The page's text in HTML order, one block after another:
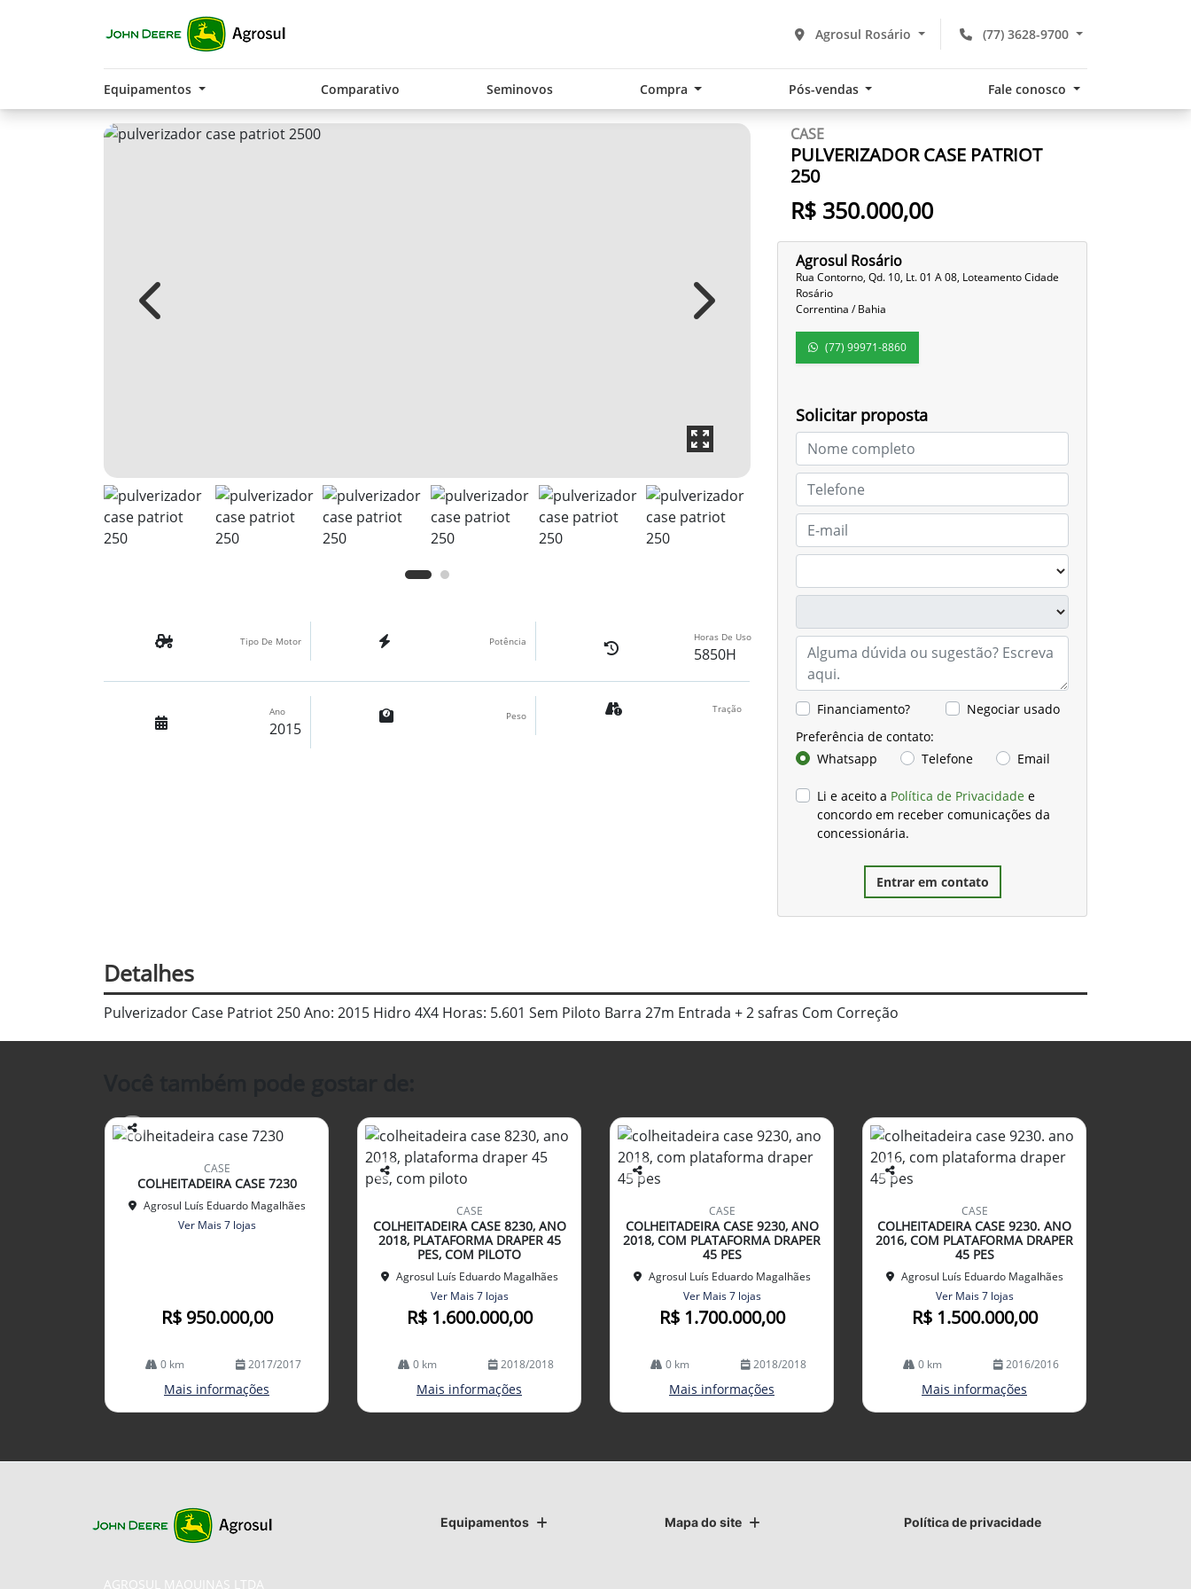
(77) 3628-9700
Agrosul Rosário
Equipamentos Comparativo Seminovos Compra Pós-vendas Fale conosco
CASE
PULVERIZADOR CASE PATRIOT
250
R$ 350.000,00
Agrosul Rosário
Rua Contorno, Qd. 10, Lt. 01 A 08, Loteamento Cidade
Rosário
Correntina / Bahia
(77) 99971-8860
Solicitar proposta
Financiamento?
Negociar usado
Preferência de contato:
Whatsapp
Telefone Email
Li e aceito a Política de Privacidade e
concordo em receber comunicações da
concessionária.
Entrar em contato
Previous Next
Tipo De Motor Potência Horas De Uso
5850H
Ano
2015
Peso
Tração
Detalhes
Pulverizador Case Patriot 250 Ano: 2015 Hidro 4X4 Horas: 5.601 Sem Piloto Barra 27m Entrada + 2 safras Com Correção
Co
lhe
CASE
COLHEITADEIRA CASE 7230
Agrosul Luís Eduardo Magalhães
Ver Mais 7 lojas
R$ 950.000,00
0 km 2017/2017
Mais informações
Co
arti
lhe
CASE
COLHEITADEIRA CASE 8230, ANO
2018, PLATAFORMA DRAPER 45
PES, COM PILOTO
Agrosul Luís Eduardo Magalhães
Ver Mais 7 lojas
R$ 1.600.000,00
0 km 2018/2018
Mais informações
Co
arti
lhe
CASE
COLHEITADEIRA CASE 9230, ANO
2018, COM PLATAFORMA DRAPER
45 PES
Agrosul Luís Eduardo Magalhães
Ver Mais 7 lojas
R$ 1.700.000,00
0 km 2018/2018
Mais informações
Co
arti
lhe
CASE
COLHEITADEIRA CASE 9230. ANO
2016, COM PLATAFORMA DRAPER
45 PES
Agrosul Luís Eduardo Magalhães
Ver Mais 7 lojas
R$ 1.500.000,00
0 km 2016/2016
Mais informações
Equipamentos Mapa do site Política de privacidade
AGROSUL MAQUINAS LTDA